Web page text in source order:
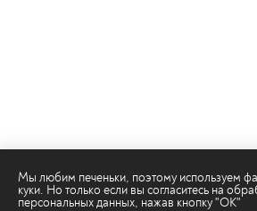
Мы любим печеньки, поэтому используем
куки. Но только если вы согласитесь на
персональных данных, нажав кнопку "ОК"